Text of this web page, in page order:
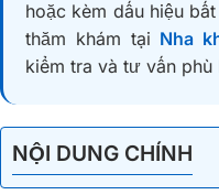
hoặc kèm dấu hiệu
thăm khám tại Nha
kiểm tra và tư vấn phù
NỘI DUNG CHÍNH